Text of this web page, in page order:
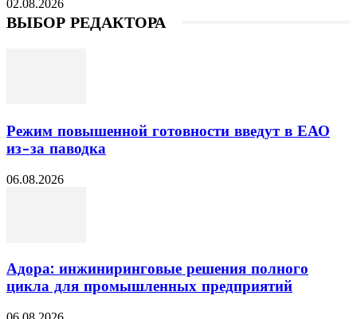
02.08.2026
ВЫБОР РЕДАКТОРА
Режим повышенной готовности введут в ЕАО
из-за паводка
06.08.2026
Адора: инжиниринговые решения полного
цикла для промышленных предприятий